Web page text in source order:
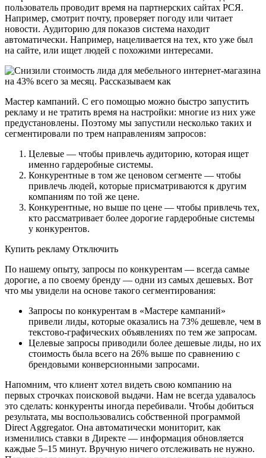
пользователь проводит время на партнерских сайтах РСЯ.
Например, смотрит почту, проверяет погоду или читает
новости. Аудиторию для показов система находит
автоматически. Например, нацеливается на тех, кто уже был
на сайте, или ищет людей с похожими интересами.
Мастер кампаний. С его помощью можно быстро запустить
рекламу и не тратить время на настройки: многие из них уже
предустановлены. Поэтому мы запустили несколько таких и
сегментировали по трем направлениям запросов:
Целевые — чтобы привлечь аудиторию, которая ищет
именно гардеробные системы.
Конкурентные в том же ценовом сегменте — чтобы
привлечь людей, которые присматриваются к другим
компаниям по той же цене.
Конкурентные, но выше по цене — чтобы привлечь тех,
кто рассматривает более дорогие гардеробные системы
у конкурентов.
Купить рекламу Отключить
По нашему опыту, запросы по конкурентам — всегда самые
дорогие, а по своему бренду — одни из самых дешевых. Вот
что мы увидели на основе такого сегментирования:
Запросы по конкурентам в «Мастере кампаний»
привели лиды, которые оказались на 73% дешевле, чем в
текстово-графических объявлениях по тем же запросам.
Целевые запросы приводили более дешевые лиды, но их
стоимость была всего на 26% выше по сравнению с
брендовыми конверсионными запросами.
Напомним, что клиент хотел видеть свою компанию на
первых строчках поисковой выдачи. Нам не всегда удавалось
это сделать: конкуренты иногда перебивали. Чтобы добиться
результата, мы воспользовались собственной программой
Direct Aggregator. Она автоматически мониторит, как
изменились ставки в Директе — информация обновляется
каждые 5–15 минут. Вручную ничего отслеживать не нужно.